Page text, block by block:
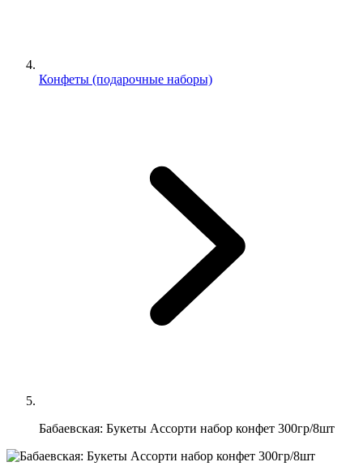
Конфеты (подарочные наборы)
Бабаевская: Букеты Ассорти набор конфет 300гр/8шт